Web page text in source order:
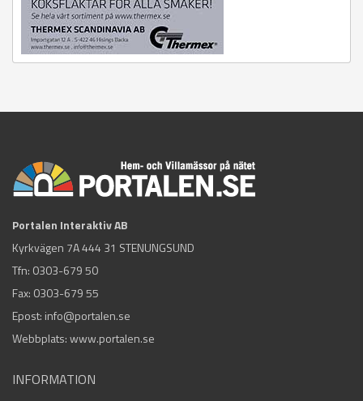
Portalen Interaktiv AB
Kyrkvägen 7A 444 31 STENUNGSUND
Tfn: 0303-679 50
Fax: 0303-679 55
Epost: info@portalen.se
Webbplats: www.portalen.se
INFORMATION